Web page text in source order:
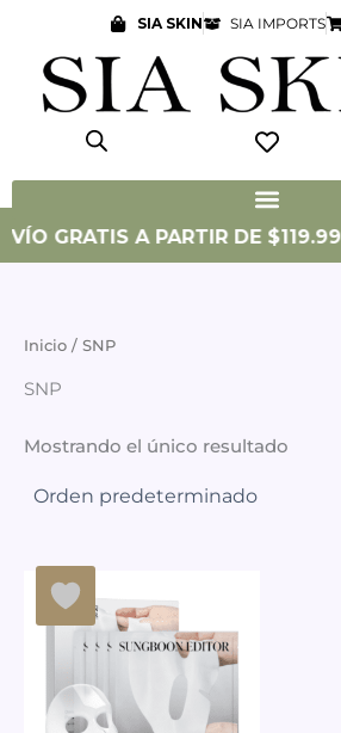
contenido
SIA SKIN SIA IMPORTS
GRATIS A PARTIR DE
Inicio / SNP
SNP
Mostrando el único resultado